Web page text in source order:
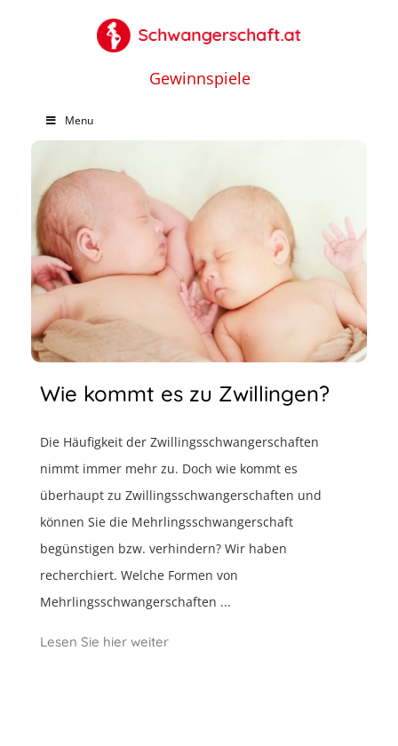
Gewinnspiele
Menu
Wie kommt es zu Zwillingen?
Die Häufigkeit der Zwillingsschwangerschaften
nimmt immer mehr zu. Doch wie kommt es
überhaupt zu Zwillingsschwangerschaften und
können Sie die Mehrlingsschwangerschaft
begünstigen bzw. verhindern? Wir haben
recherchiert. Welche Formen von
Mehrlingsschwangerschaften ...
Lesen Sie hier weiter